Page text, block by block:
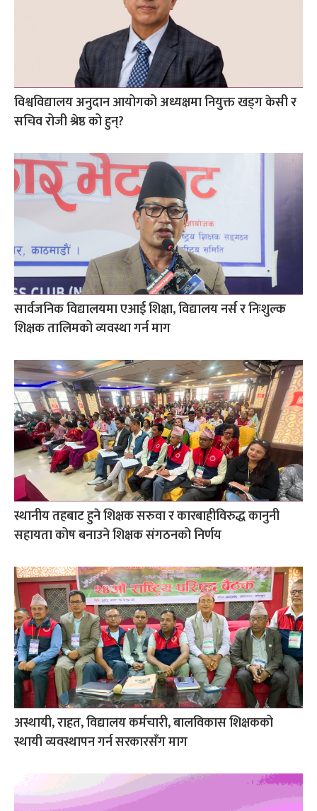
विश्वविद्यालय अनुदान आयोगको अध्यक्षमा नियुक्त खड्ग केसी र
सचिव रोजी श्रेष्ठ को हुन्?
सार्वजनिक विद्यालयमा एआई शिक्षा, विद्यालय नर्स र निःशुल्क
शिक्षक तालिमको व्यवस्था गर्न माग
स्थानीय तहबाट हुने शिक्षक सरुवा र कारबाहीविरुद्ध कानुनी
सहायता कोष बनाउने शिक्षक संगठनको निर्णय
अस्थायी, राहत, विद्यालय कर्मचारी, बालविकास शिक्षकको
स्थायी व्यवस्थापन गर्न सरकारसँग माग